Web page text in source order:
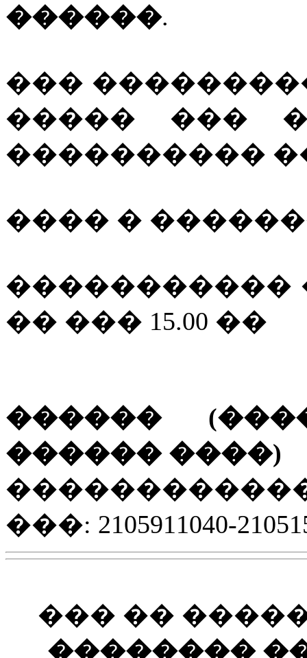
������.
���
����� ���
����������
���� �
�����������
�� ��� 15.00 ��
������
������ ����)
���: 2105911040-
��� ��
��������